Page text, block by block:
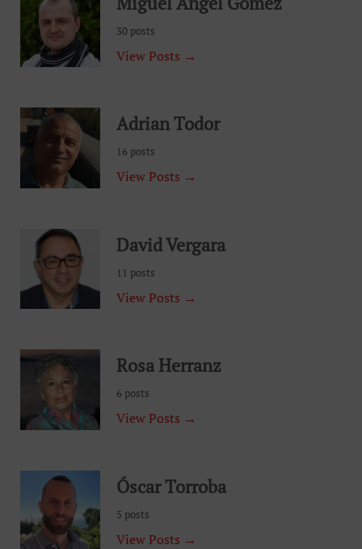
30 posts
View Posts →
Adrian Todor
16 posts
View Posts →
David Vergara
11 posts
View Posts →
Rosa Herranz
6 posts
View Posts →
Óscar Torroba
5 posts
View Posts →